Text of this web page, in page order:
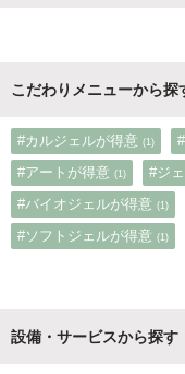
こだわりメニューから探
#カルジェルが得意 (1)
#アートが得意 (1) #ジ
#バイオジェルが得意 (1)
#ソフトジェルが得意 (1)
設備・サービスから探す